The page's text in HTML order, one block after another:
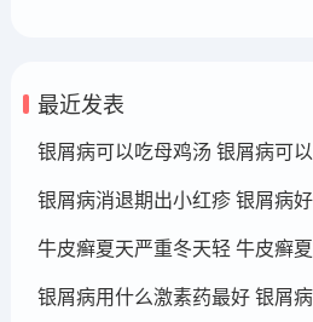
最近发表
银屑病可以吃母鸡汤 银屑病可
银屑病消退期出小红疹 银屑病
牛皮癣夏天严重冬天轻 牛皮癣
银屑病用什么激素药最好 银屑